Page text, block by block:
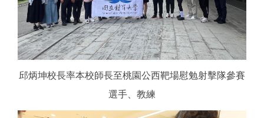
邱炳坤校長率本校師長至桃園公西靶場慰勉射擊隊參賽
選手、教練